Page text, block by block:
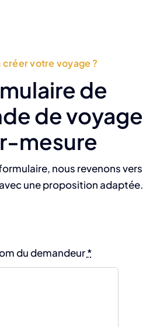
créer votre voyage ?
de
de voyage
mesure
nous revenons vers
une proposition adaptée.
du demandeur*